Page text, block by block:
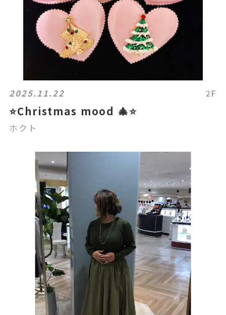
2025.11.22 2F
⭐️Christmas mood 🎄⭐️
ホクト